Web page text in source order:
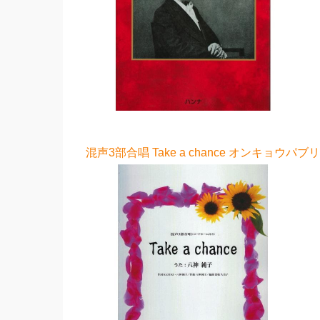
混声3部合唱 Take a chance オンキョウパブ